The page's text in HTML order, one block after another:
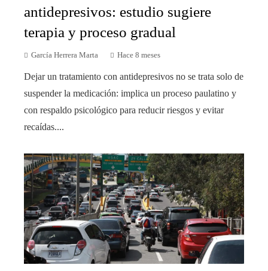
antidepresivos: estudio sugiere
terapia y proceso gradual
García Herrera Marta Hace 8 meses
Dejar un tratamiento con antidepresivos no se trata solo de
suspender la medicación: implica un proceso paulatino y
con respaldo psicológico para reducir riesgos y evitar
recaídas....